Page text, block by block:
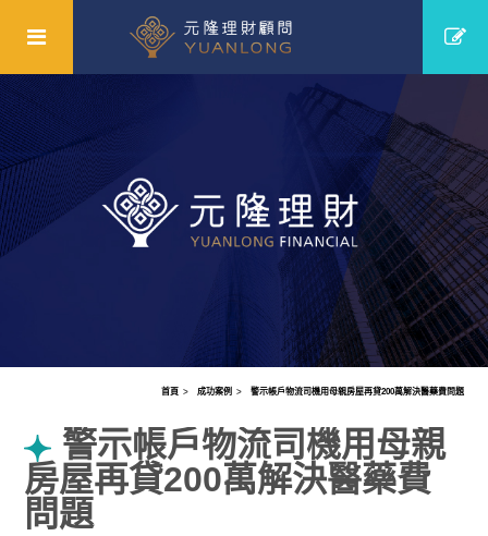
首頁 成功案例 警示帳戶物流司機用母親房屋再貸200萬解決醫藥費問題
警示帳戶物流司機用母親
房屋再貸200萬解決醫藥費
問題